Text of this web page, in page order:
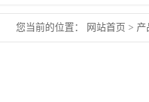
您当前的位置： 网站首页 > 产